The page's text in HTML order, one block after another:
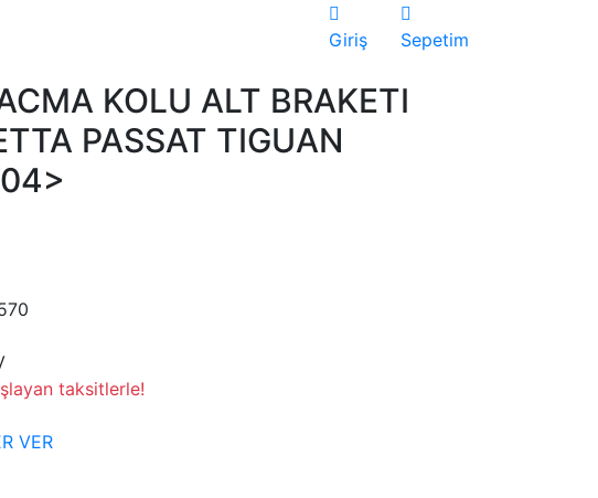
Giriş
Sepetim
KOLU ALT BRAKETI
PASSAT TIGUAN
taksitlerle!
VER